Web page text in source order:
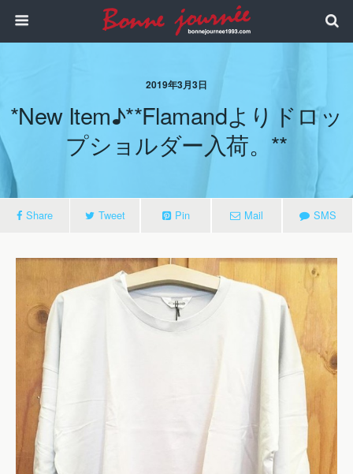
2019年3月3日
*new Item♪**flamandよりドロッ
プショルダー入荷。**
Share Tweet Pin Mail SMS